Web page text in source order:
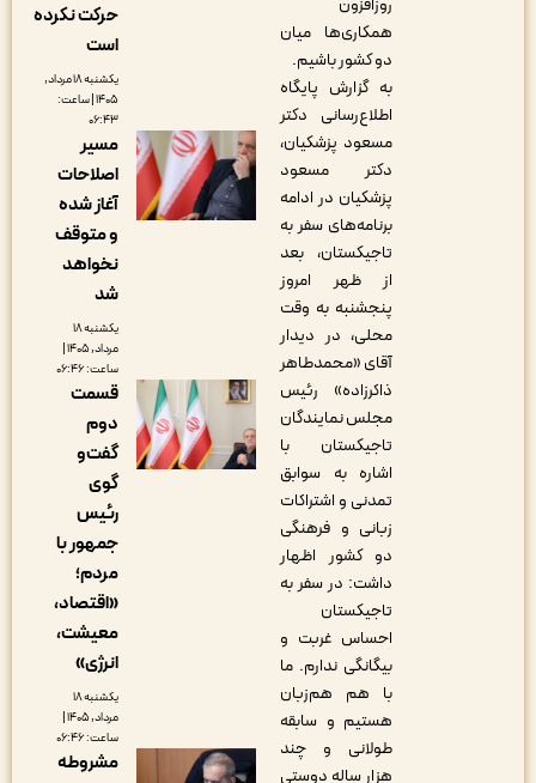
همکاری‌ها میان
دو کشور باشیم.
به گزارش پایگاه
اطلاع‌رسانی دکتر
مسعود پزشکیان،
دکتر مسعود
پزشکیان در ادامه
برنامه‌های سفر به
تاجیکستان، بعد
از ظهر امروز
پنجشنبه به وقت
محلی، در دیدار
آقای «محمدطاهر
ذاکرزاده» رئیس
مجلس نمایندگان
تاجیکستان با
اشاره به سوابق
تمدنی و اشتراکات
زبانی و فرهنگی
دو کشور اظهار
داشت: در سفر به
تاجیکستان
احساس غربت و
بیگانگی ندارم. ما
با هم هم‌زبان
هستیم و سابقه
طولانی و چند
هزار ساله دوستی
حرکت نکرده
یکشنبه ۱۸ مرداد,
۱۴۰۵ | ساعت:
مسیر
اصلاحات
آغاز شده
و متوقف
نخواهد
مرداد, ۱۴۰۵ |
قسمت
دوم
گفت‌و
جمهور با
«اقتصاد،
معیشت،
مرداد, ۱۴۰۵ |
مشروطه